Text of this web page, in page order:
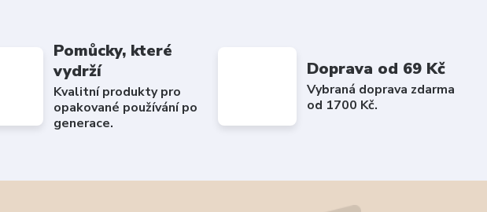
Pomůcky, které
vydrží
Kvalitní produkty pro
opakované používání po
generace.
Doprava od 69 Kč
Vybraná doprava zdarma
od 1700 Kč.